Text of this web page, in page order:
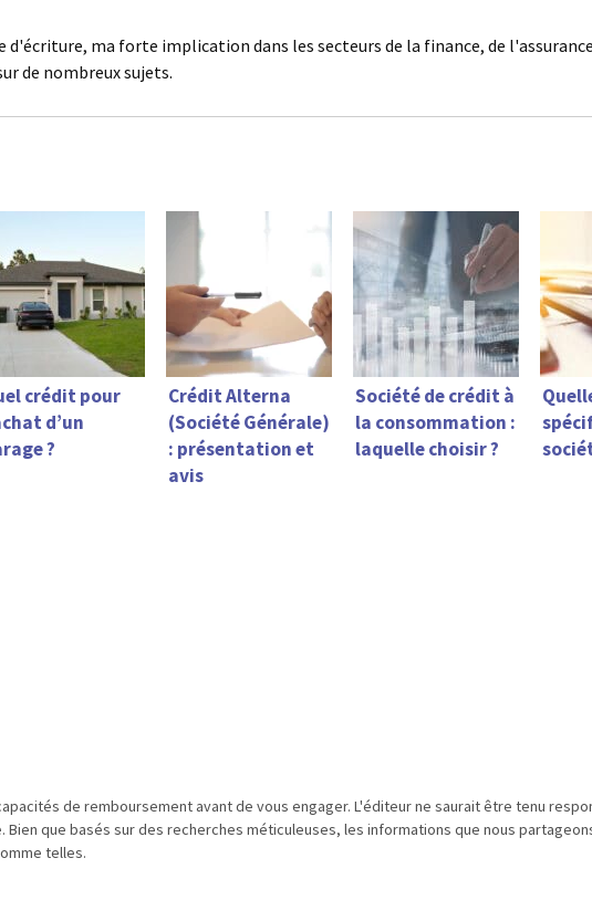
d'écriture, ma forte implication dans les secteurs de la finance, de
de nombreux sujets.
crédit pour
d’un
?
Crédit Alterna
(Société Générale)
: présentation et
avis
Société de crédit à
la consommation :
laquelle choisir ?
de remboursement avant de vous engager. L'éditeur ne saurait être tenu
que basés sur des recherches méticuleuses, les informations que nous
telles.